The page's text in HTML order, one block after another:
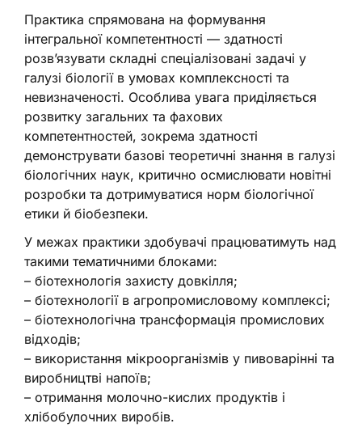
Практика спрямована на формування
інтегральної компетентності — здатності
розв’язувати складні спеціалізовані задачі у
галузі біології в умовах комплексності та
невизначеності. Особлива увага приділяється
розвитку загальних та фахових
компетентностей, зокрема здатності
демонструвати базові теоретичні знання в галузі
біологічних наук, критично осмислювати новітні
розробки та дотримуватися норм біологічної
етики й біобезпеки.
У межах практики здобувачі працюватимуть над
такими тематичними блоками:
– біотехнологія захисту довкілля;
– біотехнології в агропромисловому комплексі;
– біотехнологічна трансформація промислових
відходів;
– використання мікроорганізмів у пивоварінні та
виробництві напоїв;
– отримання молочно-кислих продуктів і
хлібобулочних виробів.